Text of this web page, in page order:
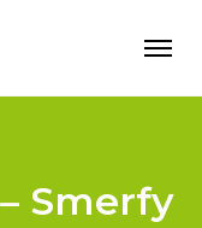
Smerfy